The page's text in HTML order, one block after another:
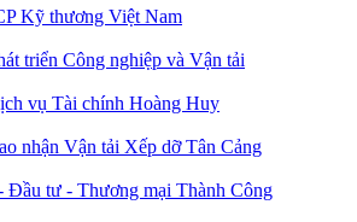
Kỹ thương Việt Nam
triển Công nghiệp và Vận tải
vụ Tài chính Hoàng Huy
nhận Vận tải Xếp dỡ Tân Cảng
Đầu tư - Thương mại Thành Công